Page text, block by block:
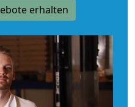
erhalten